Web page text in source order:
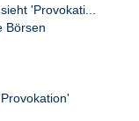
'Provokati...
Börsen